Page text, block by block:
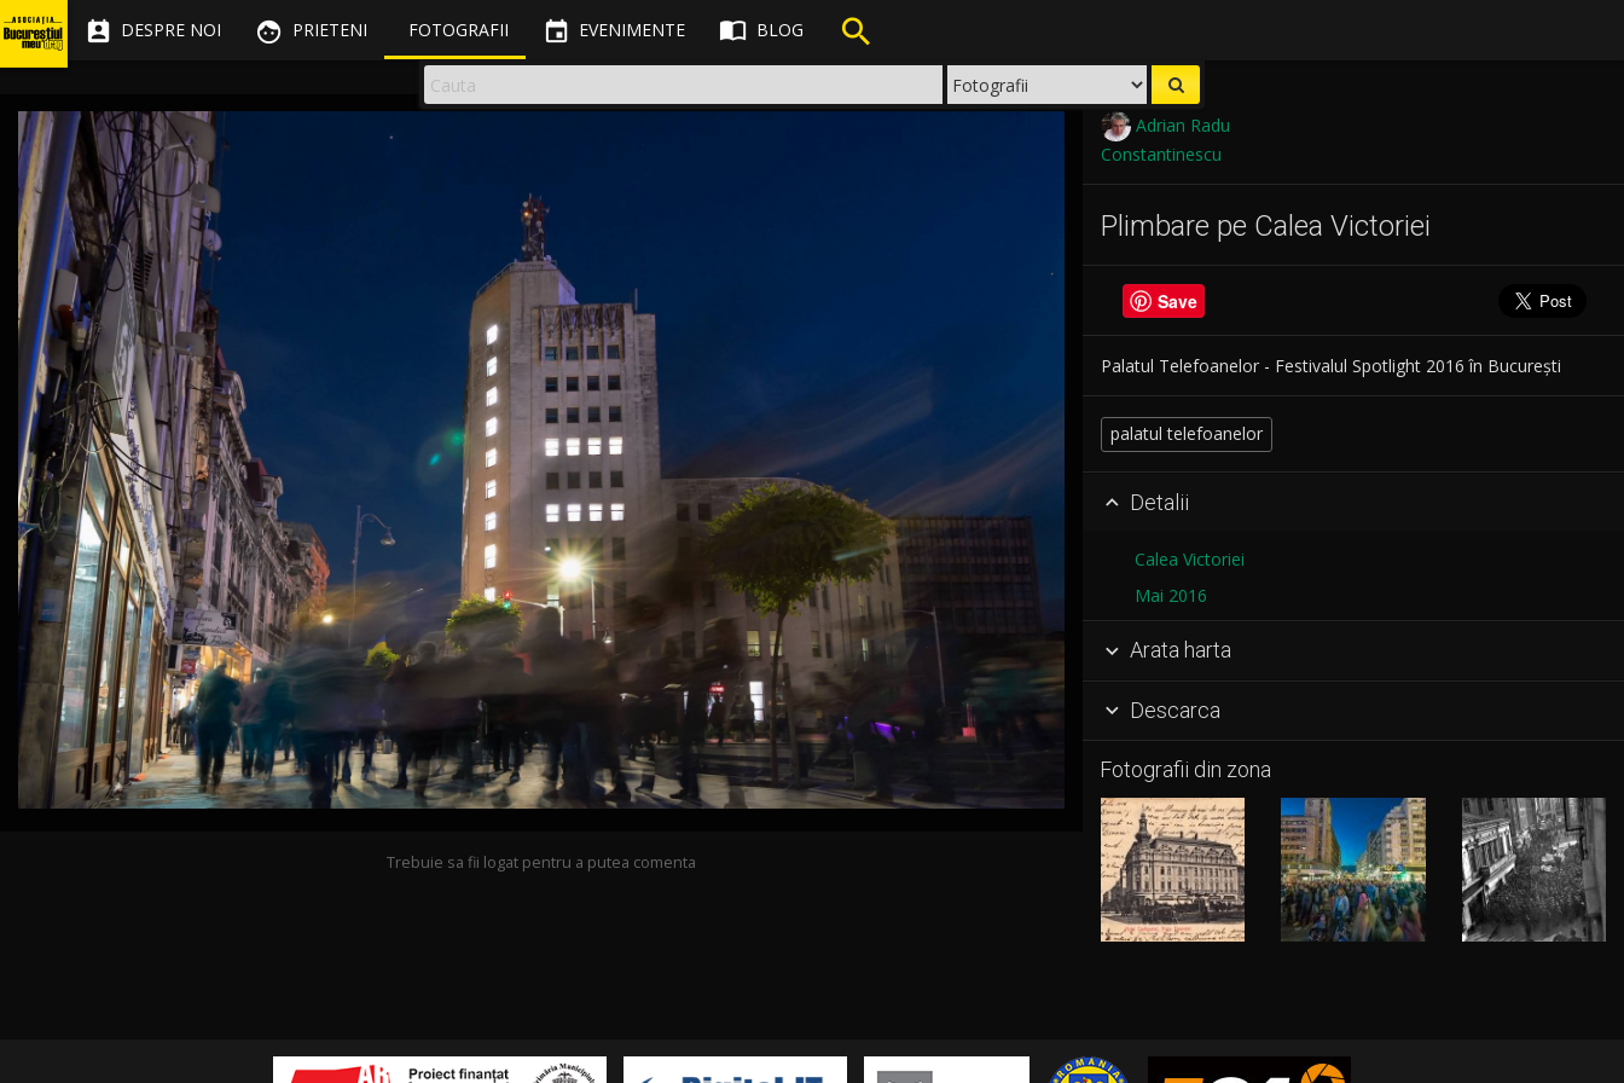
 DESPRE NOI  PRIETENI FOTOGRAFII  EVENIMENTE  BLOG 
Adrian Radu
Constantinescu
Plimbare pe Calea Victoriei
Save
Palatul Telefoanelor - Festivalul Spotlight 2016 în București
palatul telefoanelor
 Detalii
Calea Victoriei
Mai 2016
 Arata harta
 Descarca
Fotografii din zona
Trebuie sa fii logat pentru a putea comenta